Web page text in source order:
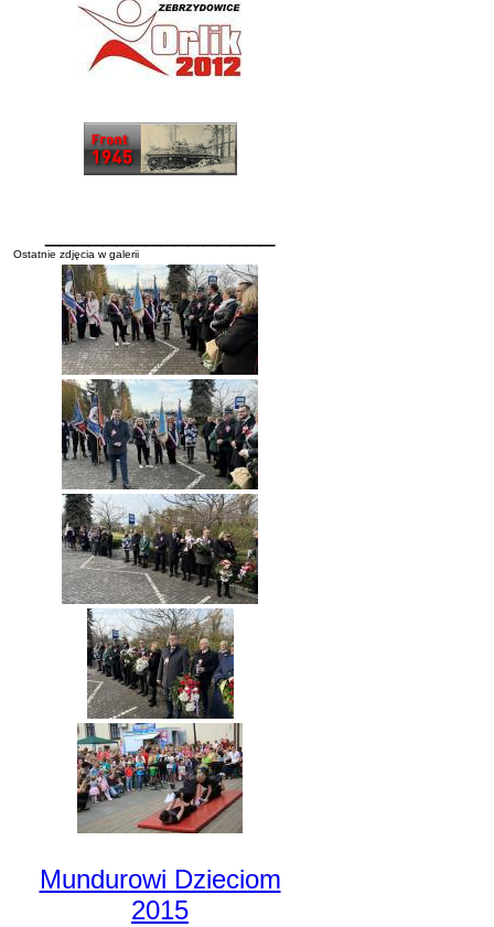
Ostatnie zdjęcia w galerii
Mundurowi Dzieciom
2015